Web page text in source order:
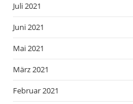
Juli 2021
Juni 2021
Mai 2021
März 2021
Februar 2021